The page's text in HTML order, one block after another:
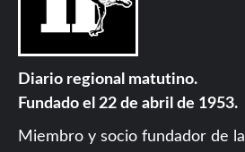
Diario regional matutino.
Fundado el 22 de abril de 1953.
Miembro y socio fundador de la